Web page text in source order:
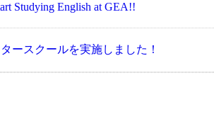
Studying English at GEA!!
ースクールを実施しました！